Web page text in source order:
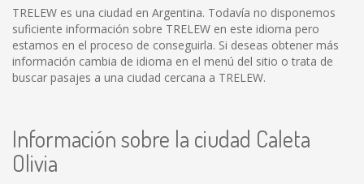
TRELEW es una ciudad en Argentina. Todavía no disponemos
suficiente información sobre TRELEW en este idioma pero
estamos en el proceso de conseguirla. Si deseas obtener más
información cambia de idioma en el menú del sitio o trata de
buscar pasajes a una ciudad cercana a TRELEW.
Información sobre la ciudad Caleta
Olivia